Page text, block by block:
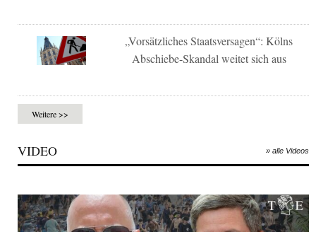
„Vorsätzliches Staatsversagen“: Kölns
Abschiebe-Skandal weitet sich aus
Weitere >>
VIDEO » alle Videos